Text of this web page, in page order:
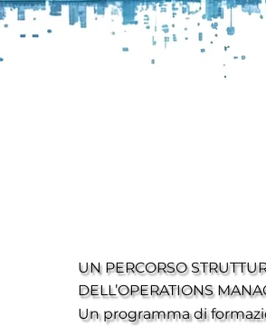
UN PERCORSO
DELL’OPERATIONS
Un programma di